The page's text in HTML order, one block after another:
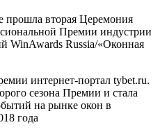
прошла вторая Церемония
Премии индустрии
WinAwards Russia/«Оконная
интернет-портал tybet.ru.
сезона Премии и стала
на рынке окон в
года